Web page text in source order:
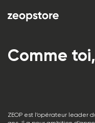
Comme
ZEOP est l’opérateur leader